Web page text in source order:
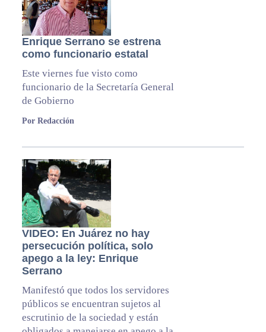
Enrique Serrano se estrena
como funcionario estatal
Este viernes fue visto como
funcionario de la Secretaría General
de Gobierno
Por Redacción
VIDEO: En Juárez no hay
persecución política, solo
apego a la ley: Enrique
Serrano
Manifestó que todos los servidores
públicos se encuentran sujetos al
escrutinio de la sociedad y están